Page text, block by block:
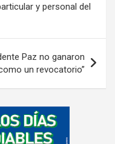
y personal del
Paz no ganaron
un revocatorio”